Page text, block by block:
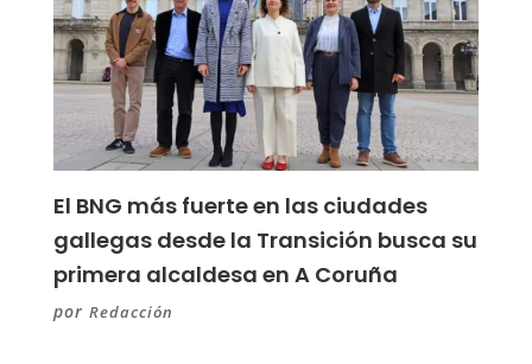
El BNG más fuerte en las ciudades
gallegas desde la Transición busca su
primera alcaldesa en A Coruña
por Redacción